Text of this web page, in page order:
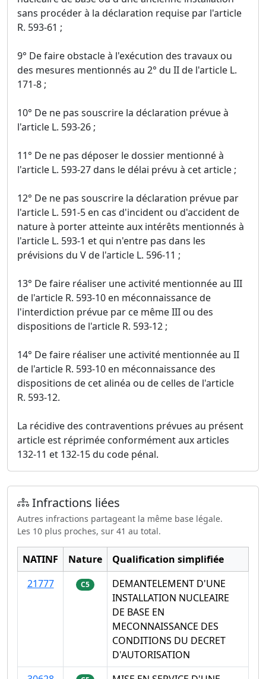
sans procéder à la déclaration requise par l'article
R. 593-61 ;
9° De faire obstacle à l'exécution des travaux ou
des mesures mentionnés au 2° du II de l'article L.
171-8 ;
10° De ne pas souscrire la déclaration prévue à
l'article L. 593-26 ;
11° De ne pas déposer le dossier mentionné à
l'article L. 593-27 dans le délai prévu à cet article ;
12° De ne pas souscrire la déclaration prévue par
l'article L. 591-5 en cas d'incident ou d'accident de
nature à porter atteinte aux intérêts mentionnés à
l'article L. 593-1 et qui n'entre pas dans les
prévisions du V de l'article L. 596-11 ;
13° De faire réaliser une activité mentionnée au III
de l'article R. 593-10 en méconnaissance de
l'interdiction prévue par ce même III ou des
dispositions de l'article R. 593-12 ;
14° De faire réaliser une activité mentionnée au II
de l'article R. 593-10 en méconnaissance des
dispositions de cet alinéa ou de celles de l'article
R. 593-12.
La récidive des contraventions prévues au présent
article est réprimée conformément aux articles
132-11 et 132-15 du code pénal.
Infractions liées
Autres infractions partageant la même base légale.
Les 10 plus proches, sur 41 au total.
NATINF Nature
Qualification simplifiée
21777
C5
DEMANTELEMENT D'UNE
INSTALLATION NUCLEAIRE
DE BASE EN
MECONNAISSANCE DES
CONDITIONS DU DECRET
D'AUTORISATION